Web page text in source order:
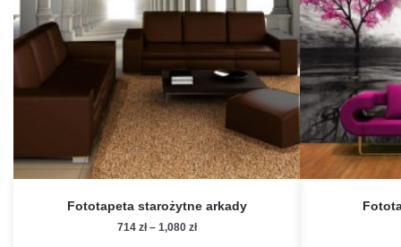
Fototapeta starożytne arkady
714 zł – 1,080 złZakres